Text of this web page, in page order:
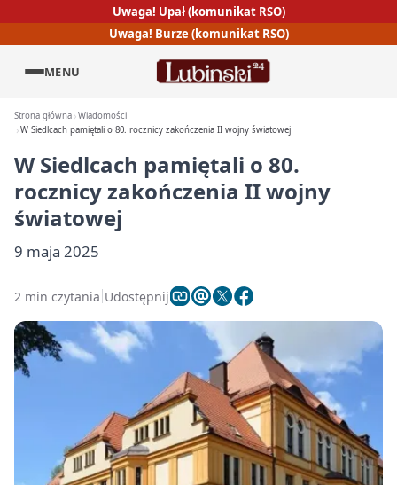
Uwaga! Upał (komunikat RSO)
Uwaga! Burze (komunikat RSO)
MENU
Strona główna Wiadomości
W Siedlcach pamiętali o 80. rocznicy zakończenia II wojny światowej
W Siedlcach pamiętali o 80.
rocznicy zakończenia II wojny
światowej
9 maja 2025
2 min czytania Udostępnij